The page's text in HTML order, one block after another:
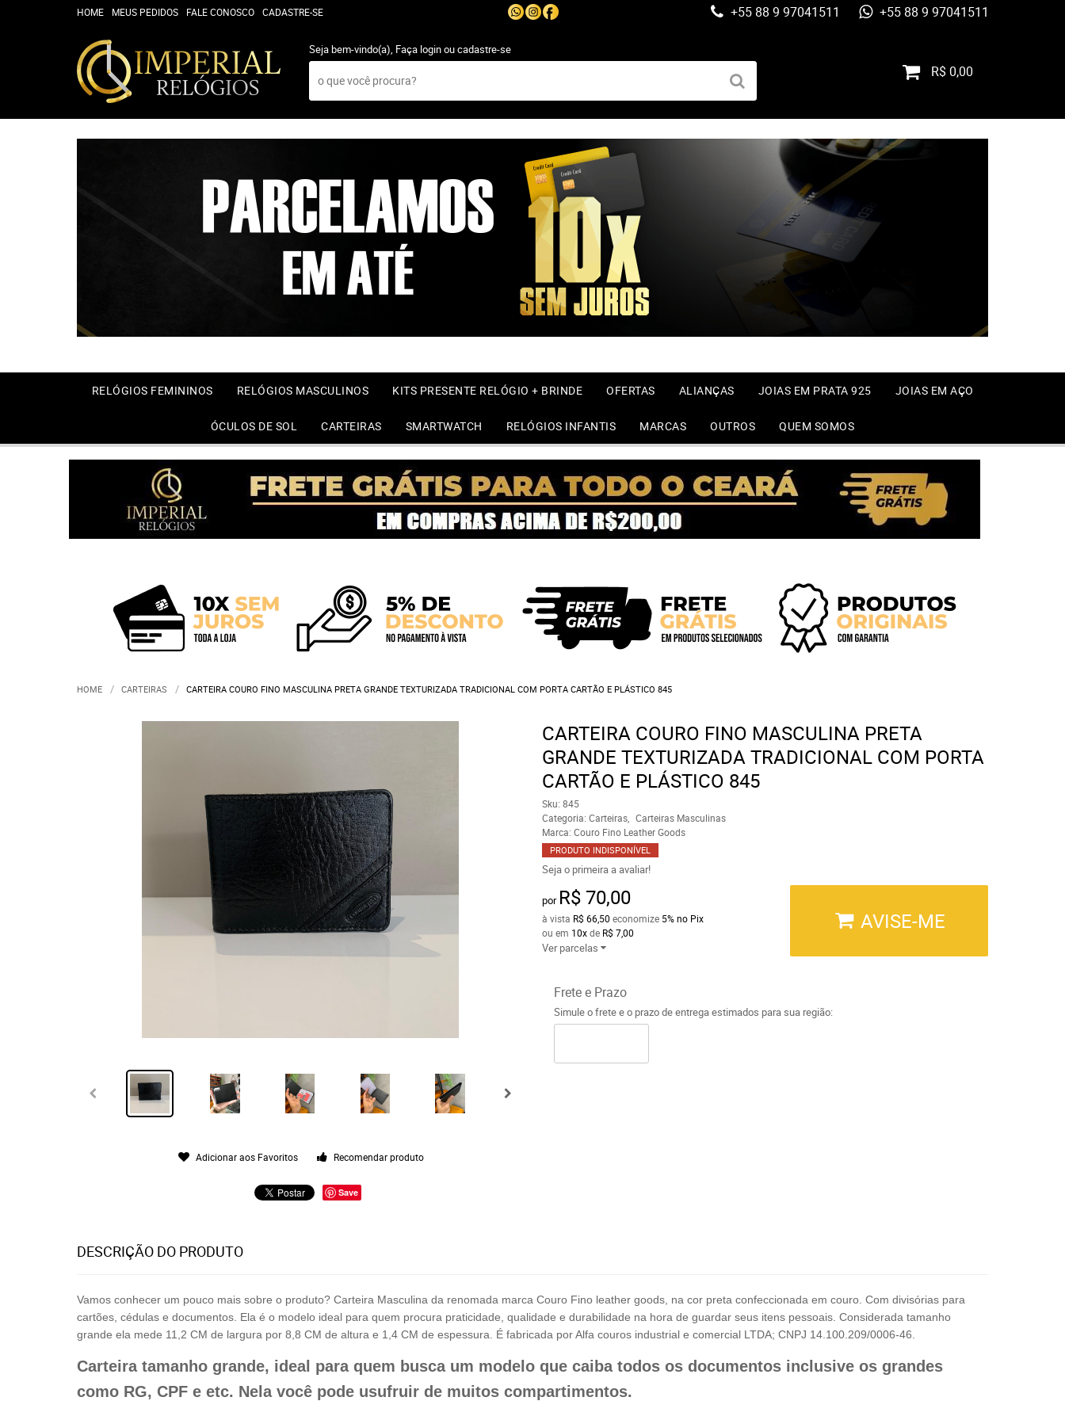
HOME MEUS PEDIDOS FALE CONOSCO CADASTRE-SE +55 88 9 97041511 +55 88 9 97041511
Seja bem-vindo(a), Faça loginoucadastre-se
R$ 0,00
RELÓGIOS FEMININOS RELÓGIOS MASCULINOS KITS PRESENTE RELÓGIO + BRINDE OFERTAS ALIANÇAS JOIAS EM PRATA 925 JOIAS EM AÇO
ÓCULOS DE SOL CARTEIRAS SMARTWATCH RELÓGIOS INFANTIS MARCAS OUTROS QUEM SOMOS
HOME CARTEIRAS CARTEIRA COURO FINO MASCULINA PRETA GRANDE TEXTURIZADA TRADICIONAL COM PORTA CARTÃO E PLÁSTICO 845
Adicionar aos Favoritos Recomendar produto
Save
CARTEIRA COURO FINO MASCULINA PRETA
GRANDE TEXTURIZADA TRADICIONAL COM PORTA
CARTÃO E PLÁSTICO 845
Sku: 845
Categoria: Carteiras
Carteiras Masculinas
Marca: Couro Fino Leather Goods
PRODUTO INDISPONÍVEL
Seja o primeira a avaliar!
por R$ 70,00
à vista R$ 66,50 economize 5% no Pix
ou em 10xde R$ 7,00
Ver parcelas
AVISE-ME
Frete e Prazo
Simule o frete e o prazo de entrega estimados para sua região:
DESCRIÇÃO DO PRODUTO
Vamos conhecer um pouco mais sobre o produto? Carteira Masculina da renomada marca Couro Fino leather goods, na cor preta confeccionada em couro. Com divisórias para
cartões, cédulas e documentos. Ela é o modelo ideal para quem procura praticidade, qualidade e durabilidade na hora de guardar seus itens pessoais. Considerada tamanho
grande ela mede 11,2 CM de largura por 8,8 CM de altura e 1,4 CM de espessura. É fabricada por Alfa couros industrial e comercial LTDA; CNPJ 14.100.209/0006-46.
Carteira tamanho grande, ideal para quem busca um modelo que caiba todos os documentos inclusive os grandes
como RG, CPF e etc. Nela você pode usufruir de muitos compartimentos.